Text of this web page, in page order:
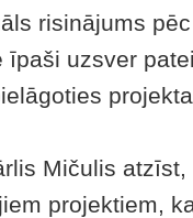
risinājums
īpaši uzsver
Mičulis
projektiem,